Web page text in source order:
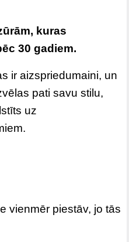
kuras
30 gadiem.
ir aizspriedumaini, un
pati savu stilu,
uz
vienmēr piestāv, jo tās